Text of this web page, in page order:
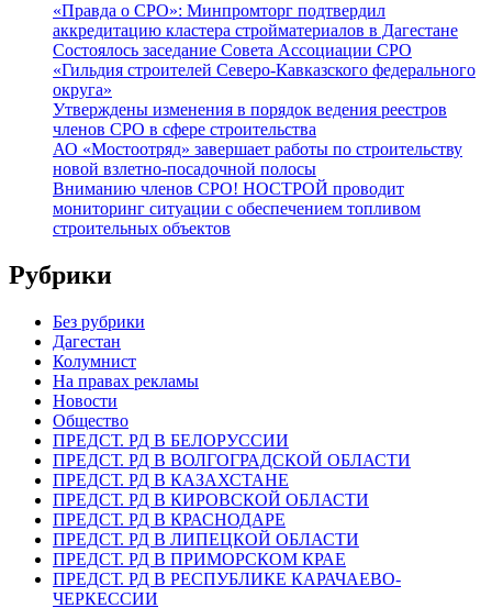
«Правда о СРО»: Минпромторг подтвердил
аккредитацию кластера стройматериалов в Дагестане
Состоялось заседание Совета Ассоциации СРО
«Гильдия строителей Северо-Кавказского федерального
округа»
Утверждены изменения в порядок ведения реестров
членов СРО в сфере строительства
АО «Мостоотряд» завершает работы по строительству
новой взлетно-посадочной полосы
Вниманию членов СРО! НОСТРОЙ проводит
мониторинг ситуации с обеспечением топливом
строительных объектов
Рубрики
Без рубрики
Дагестан
Колумнист
На правах рекламы
Новости
Общество
ПРЕДСТ. РД В БЕЛОРУССИИ
ПРЕДСТ. РД В ВОЛГОГРАДСКОЙ ОБЛАСТИ
ПРЕДСТ. РД В КАЗАХСТАНЕ
ПРЕДСТ. РД В КИРОВСКОЙ ОБЛАСТИ
ПРЕДСТ. РД В КРАСНОДАРЕ
ПРЕДСТ. РД В ЛИПЕЦКОЙ ОБЛАСТИ
ПРЕДСТ. РД В ПРИМОРСКОМ КРАЕ
ПРЕДСТ. РД В РЕСПУБЛИКЕ КАРАЧАЕВО-
ЧЕРКЕССИИ